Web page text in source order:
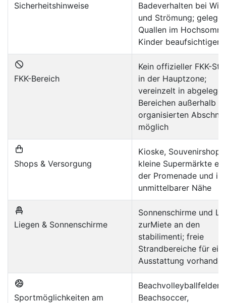
Sicherheitshinweise
Badeverhalten bei
und Strömung;
Quallen im
Kinder beaufsichtigen
FKK-Bereich
Kein offizieller FKK-
in der Hauptzone;
vereinzelt in
Bereichen außerhalb
organisierten
möglich
Shops & Versorgung
Kioske,
kleine Supermärkte
der Promenade und in
unmittelbarer Nähe
Liegen & Sonnenschirme
Sonnenschirme und
zurMiete an den
stabilimenti; freie
Strandbereiche für
Ausstattung
Sportmöglichkeiten am
Beachvolleyballfelder,
Beachsoccer,